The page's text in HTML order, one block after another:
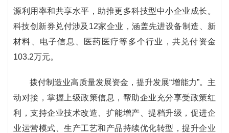
源利用率和共享水平，助推更多科技型中小企业成长。
科技创新券兑付涉及12家企业，涵盖先进设备制造、新
材料、电子信息、医药医疗等多个行业，共兑付资金
103.2万元。
拨付制造业高质量发展资金，提升发展“增能力”。主
动对接，掌握上级政策信息，帮助企业充分享受政策红
利，支持企业技术改造、扩能增产、提档升级，促进企
业运营模式、生产工艺和产品持续优化转型，提升企业